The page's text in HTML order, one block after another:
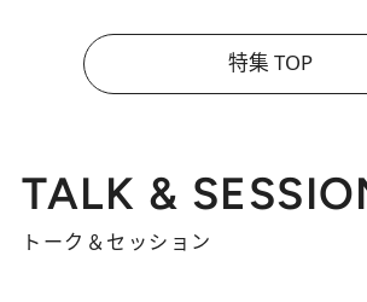
特集 TOP
TALK &
トーク＆セッション